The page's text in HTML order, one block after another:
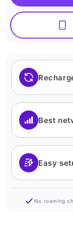
Best
Easy
No roaming